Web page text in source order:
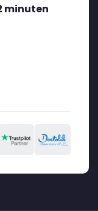
minuten